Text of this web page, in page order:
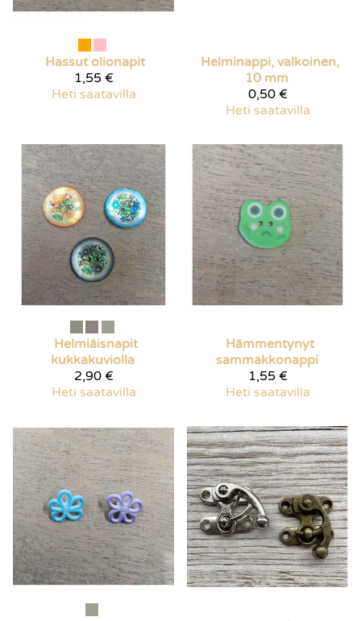
Hassut olionapit
1,55 €
Heti saatavilla
Helminappi, valkoinen,
10 mm
0,50 €
Heti saatavilla
Helmiäisnapit
kukkakuviolla
2,90 €
Heti saatavilla
Hämmentynyt
sammakkonappi
1,55 €
Heti saatavilla